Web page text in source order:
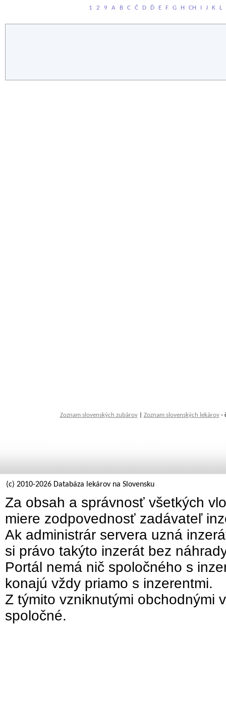
1 2 9 A B C Č D Ď E F G H CH I J K L
Zoznam slovenských zubárov| Zoznam slovenských lekárov-
(c) 2010-2026 Databáza lekárov na Slovensku
Za obsah a správnosť všetkých
miere zodpovednosť zadávateľ
Ak administrár servera uzná
si právo takýto inzerát bez
Portál nemá nič spoločného s
konajú vždy priamo s inzerentmi.
Z týmito vzniknutými obchodnými
spoločné.